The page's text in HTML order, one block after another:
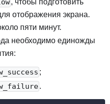
, чтобы подготовить
отображения экрана.
пяти минут.
необходимо единожды
;
.